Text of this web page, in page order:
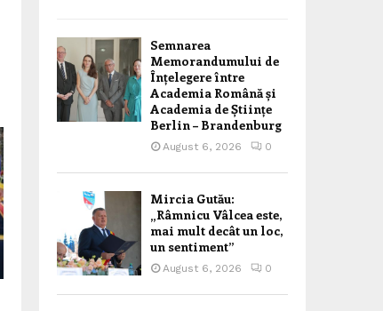
Semnarea
Memorandumului de
Înțelegere între
Academia Română și
Academia de Științe
Berlin – Brandenburg
August 6, 2026 0
Mircia Gutău:
„Râmnicu Vâlcea este,
mai mult decât un loc,
un sentiment”
August 6, 2026 0